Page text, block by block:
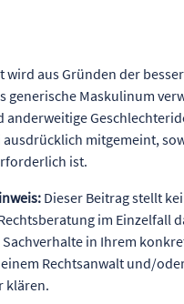
wird aus Gründen der
generische Maskulinum
anderweitige
mitgemeint,
ist.
Dieser Beitrag stellt
im Einzelfall
Sachverhalte in Ihrem
Rechtsanwalt und/
klären.